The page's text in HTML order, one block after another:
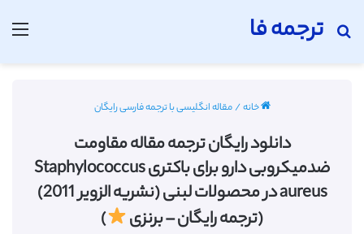
ترجمه فا
جستجو برای
خانه/مقاله انگلیسی با ترجمه فارسی رایگان
دانلود رایگان ترجمه مقاله مقاومت
ضدمیکروبی دارو برای باکتری Staphylococcus
aureus در محصولات لبنی (نشریه الزویر 2011)
(ترجمه رایگان – برنزی
)